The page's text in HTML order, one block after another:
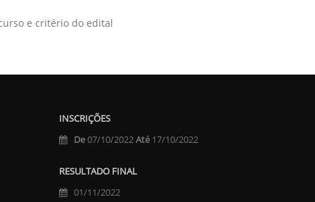
e critério do edital
INSCRIÇÕES
De07/10/2022Até17/10/2022
RESULTADO FINAL
01/11/2022